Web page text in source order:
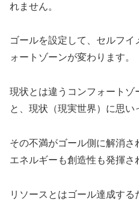
れません。
ゴールを設定して、セルフ
ォートゾーンが変わります。
現状とは違うコンフォートゾ
と、現状（現実世界）に思い
その不満がゴール側に解消
エネルギーも創造性も発揮さ
リソースとはゴール達成す